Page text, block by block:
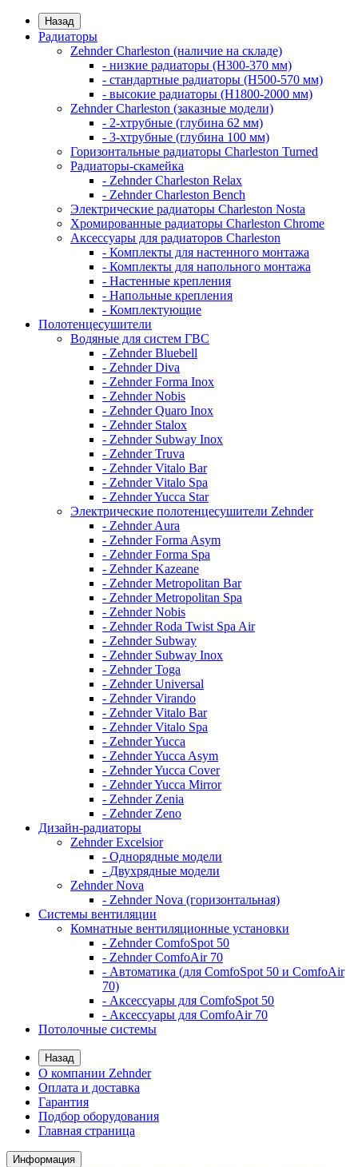
Назад
Радиаторы
Zehnder Charleston (наличие на складе)
- низкие радиаторы (H300-370 мм)
- стандартные радиаторы (H500-570 мм)
- высокие радиаторы (H1800-2000 мм)
Zehnder Charleston (заказные модели)
- 2-хтрубные (глубина 62 мм)
- 3-хтрубные (глубина 100 мм)
Горизонтальные радиаторы Charleston Turned
Радиаторы-скамейка
- Zehnder Charleston Relax
- Zehnder Charleston Bench
Электрические радиаторы Charleston Nosta
Хромированные радиаторы Charleston Chrome
Аксессуары для радиаторов Charleston
- Комплекты для настенного монтажа
- Комплекты для напольного монтажа
- Настенные крепления
- Напольные крепления
- Комплектующие
Полотенцесушители
Водяные для систем ГВС
- Zehnder Bluebell
- Zehnder Diva
- Zehnder Forma Inox
- Zehnder Nobis
- Zehnder Quaro Inox
- Zehnder Stalox
- Zehnder Subway Inox
- Zehnder Truva
- Zehnder Vitalo Bar
- Zehnder Vitalo Spa
- Zehnder Yucca Star
Электрические полотенцесушители Zehnder
- Zehnder Aura
- Zehnder Forma Asym
- Zehnder Forma Spa
- Zehnder Kazeane
- Zehnder Metropolitan Bar
- Zehnder Metropolitan Spa
- Zehnder Nobis
- Zehnder Roda Twist Spa Air
- Zehnder Subway
- Zehnder Subway Inox
- Zehnder Toga
- Zehnder Universal
- Zehnder Virando
- Zehnder Vitalo Bar
- Zehnder Vitalo Spa
- Zehnder Yucca
- Zehnder Yucca Asym
- Zehnder Yucca Cover
- Zehnder Yucca Mirror
- Zehnder Zenia
- Zehnder Zeno
Дизайн-радиаторы
Zehnder Excelsior
- Однорядные модели
- Двухрядные модели
Zehnder Nova
- Zehnder Nova (горизонтальная)
Системы вентиляции
Комнатные вентиляционные установки
- Zehnder ComfoSpot 50
- Zehnder ComfoAir 70
- Автоматика (для ComfoSpot 50 и ComfoAir
70)
- Аксессуары для ComfoSpot 50
- Аксессуары для ComfoAir 70
Потолочные системы
Назад
О компании Zehnder
Оплата и доставка
Гарантия
Подбор оборудования
Главная страница
Информация